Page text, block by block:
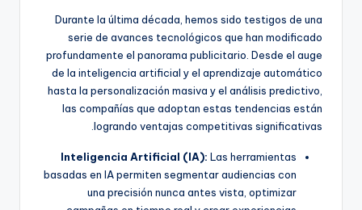
Durante la última década, hemos sido testigos de una
serie de avances tecnológicos que han modificado
profundamente el panorama publicitario. Desde el auge
de la inteligencia artificial y el aprendizaje automático
hasta la personalización masiva y el análisis predictivo,
las compañías que adoptan estas tendencias están
logrando ventajas competitivas significativas.
Inteligencia Artificial (IA): Las herramientas
basadas en IA permiten segmentar audiencias con
una precisión nunca antes vista, optimizar